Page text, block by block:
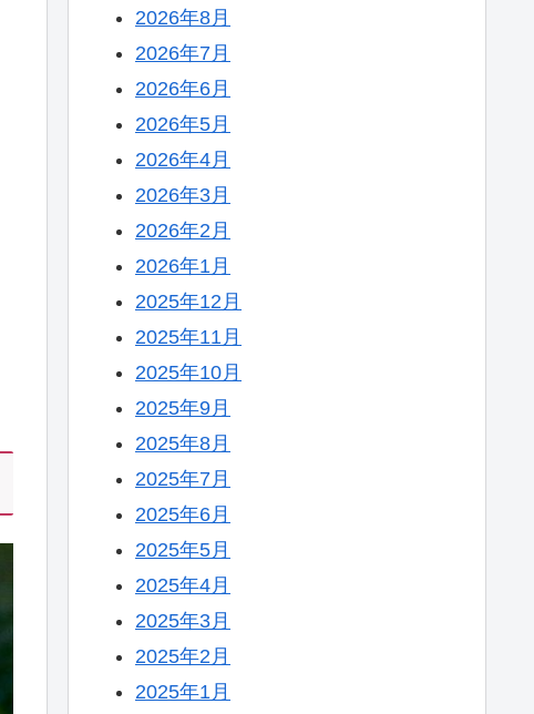
2026年8月
2026年7月
2026年6月
2026年5月
2026年4月
2026年3月
2026年2月
2026年1月
2025年12月
2025年11月
2025年10月
2025年9月
2025年8月
2025年7月
2025年6月
2025年5月
2025年4月
2025年3月
2025年2月
2025年1月